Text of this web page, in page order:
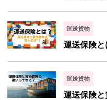
運送貨物
運送保険
運送貨物
運送保険